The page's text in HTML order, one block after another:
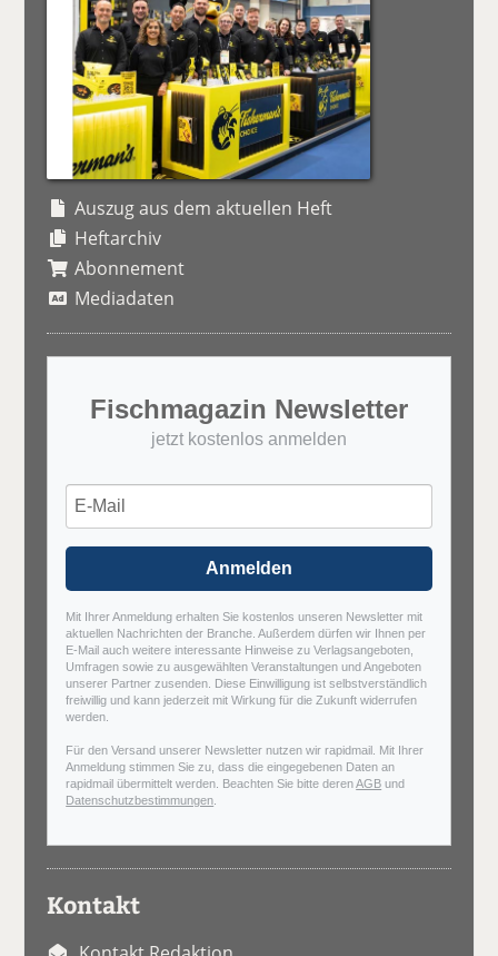
Auszug aus dem aktuellen Heft
Heftarchiv
Abonnement
Mediadaten
Fischmagazin Newsletter
jetzt kostenlos anmelden
Anmelden
Mit Ihrer Anmeldung erhalten Sie kostenlos unseren Newsletter mit
aktuellen Nachrichten der Branche. Außerdem dürfen wir Ihnen per
E-Mail auch weitere interessante Hinweise zu Verlagsangeboten,
Umfragen sowie zu ausgewählten Veranstaltungen und Angeboten
unserer Partner zusenden. Diese Einwilligung ist selbstverständlich
freiwillig und kann jederzeit mit Wirkung für die Zukunft widerrufen
werden.
Für den Versand unserer Newsletter nutzen wir rapidmail. Mit Ihrer
Anmeldung stimmen Sie zu, dass die eingegebenen Daten an
rapidmail übermittelt werden. Beachten Sie bitte derenAGB und
Datenschutzbestimmungen
Kontakt